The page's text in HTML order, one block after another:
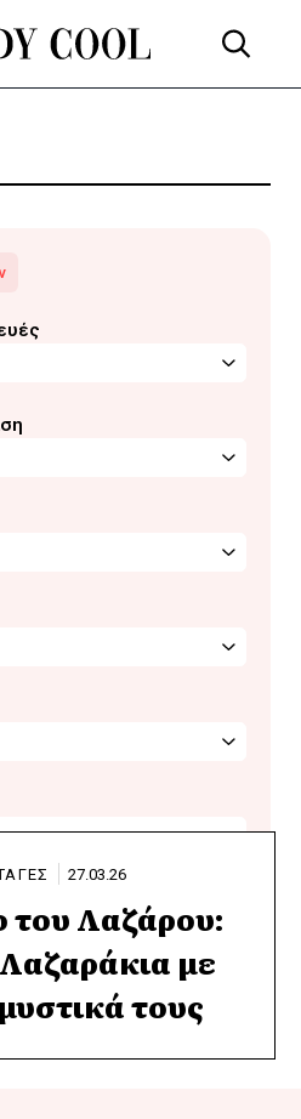
27.03.26
του Λαζάρου:
με
τους